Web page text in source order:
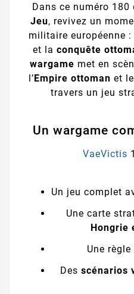
Dans ce numéro 180
Jeu, revivez un
militaire européenne :
et la conquête
wargame met en
l’Empire ottoman et
travers un jeu
Un wargame
VaeVictis
Un jeu complet
Une carte
Hongrie
Une
Des scénarios